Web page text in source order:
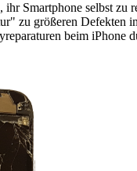
ihr Smartphone selbst
zu größeren Defekten
beim iPhone